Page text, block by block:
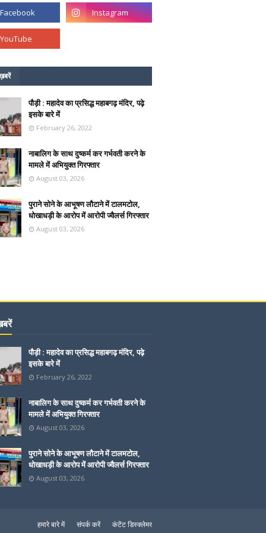
पौड़ी : महादेव का प्रसिद्ध महाबगढ़ मंदिर, पढ़े
इसके बारे में
February 26, 2022
नाबालिग के साथ दुष्कर्म कर गर्भवती करने के
मामले में अभियुक्त गिरफ्तार
August 03, 2026
पुराने सोने के आभूषण लौटाने में टालमटोल,
धोखाधड़ी के आरोप में आरोपी ज्वैलर्स गिरफ्तार
August 03, 2026
पौड़ी : महादेव का प्रसिद्ध महाबगढ़ मंदिर, पढ़े
इसके बारे में
February 26, 2022
नाबालिग के साथ दुष्कर्म कर गर्भवती करने के
मामले में अभियुक्त गिरफ्तार
August 03, 2026
पुराने सोने के आभूषण लौटाने में टालमटोल,
धोखाधड़ी के आरोप में आरोपी ज्वैलर्स गिरफ्तार
August 03, 2026
हमारे बारे में संपर्क करें कंटेंट डिस्क्लेमर